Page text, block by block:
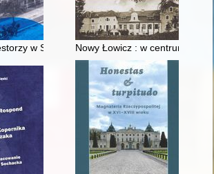
w Sopocie : prestiż finansowy i
Nowy Łowicz : w centrum